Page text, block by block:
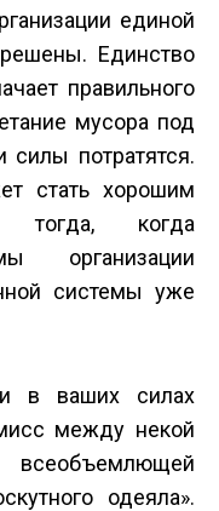
единой
Единство
правильного
мусора под
потратятся.
стать хорошим
когда
организации
системы уже
в ваших силах
между некой
одеяла».